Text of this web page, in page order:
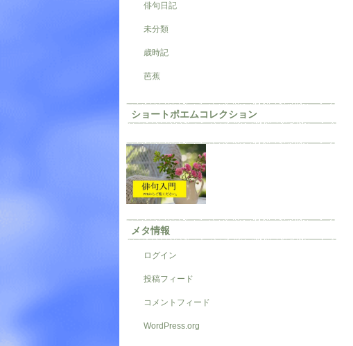
俳句日記
未分類
歳時記
芭蕉
ショートポエムコレクション
メタ情報
ログイン
投稿フィード
コメントフィード
WordPress.org